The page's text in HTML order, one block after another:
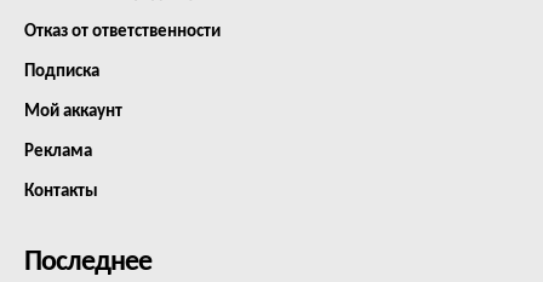
Отказ от ответственности
Подписка
Мой аккаунт
Реклама
Контакты
Последнее